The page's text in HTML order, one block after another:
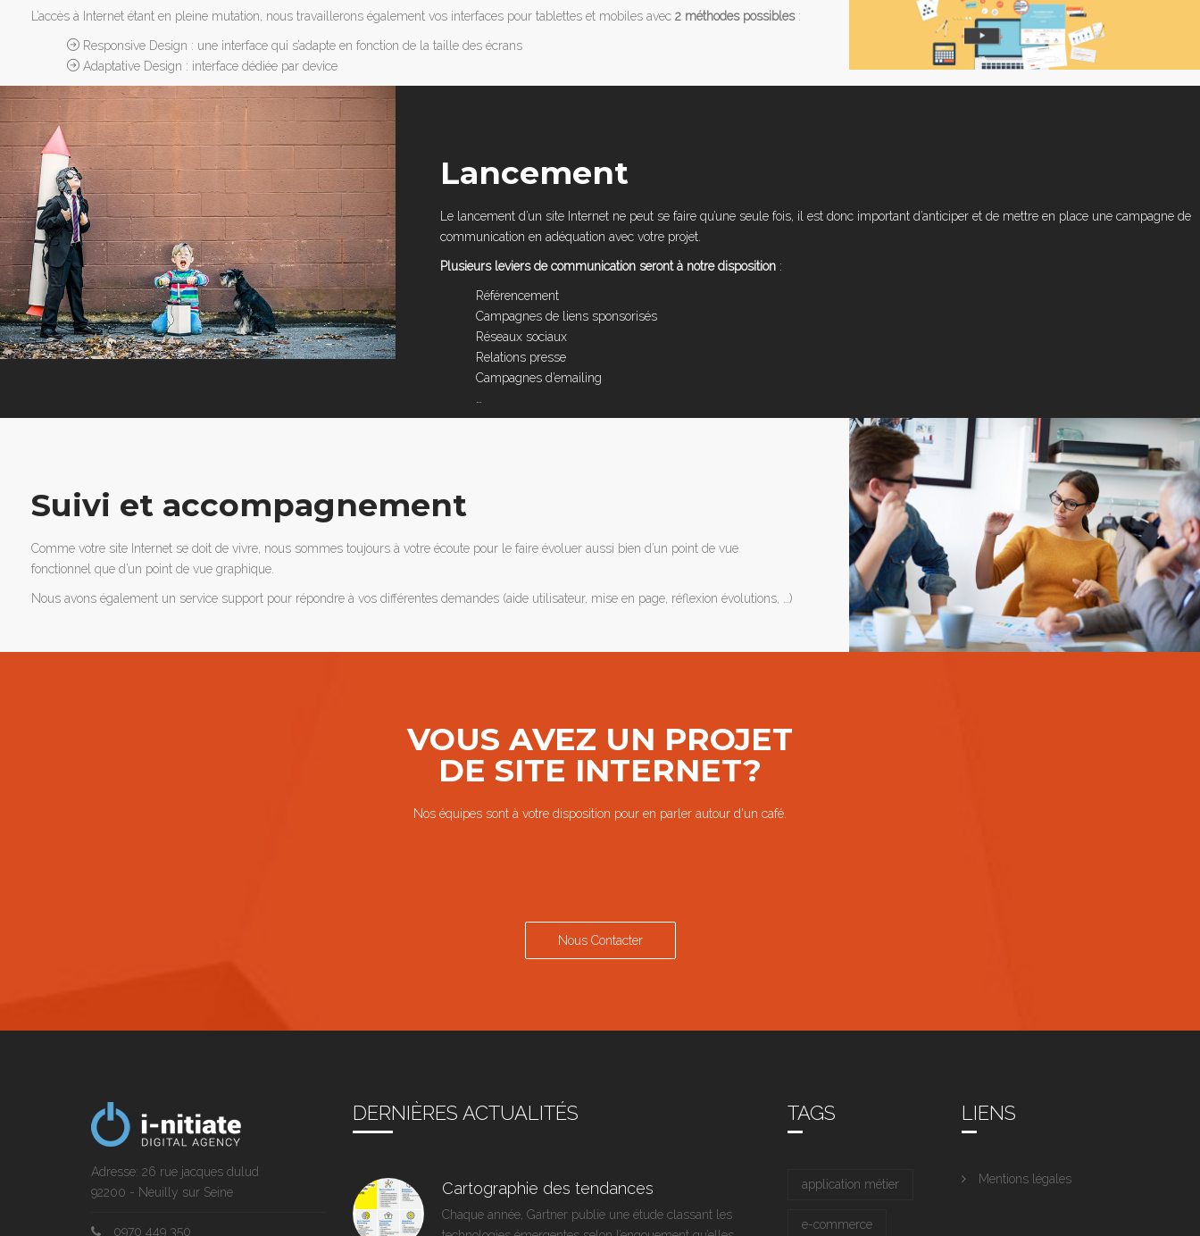
L’accès à Internet étant en pleine mutation, nous travaillerons également vos interfaces pour tablettes et mobiles avec 2 méthodes possibles:
Responsive Design : une interface qui s’adapte en fonction de la taille des écrans
Adaptative Design : interface dédiée par device
Lancement
Le lancement d’un site Internet ne peut se faire qu’une seule fois, il est donc important d’anticiper et de mettre en place une campagne de
communication en adéquation avec votre projet.
Plusieurs leviers de communication seront à notre disposition :
Référencement
Campagnes de liens sponsorisés
Réseaux sociaux
Relations presse
Campagnes d’emailing
…
Suivi et accompagnement
Comme votre site Internet se doit de vivre, nous sommes toujours à votre écoute pour le faire évoluer aussi bien d’un point de vue
fonctionnel que d’un point de vue graphique.
Nous avons également un service support pour répondre à vos différentes demandes (aide utilisateur, mise en page, réflexion évolutions, …)
VOUS AVEZ UN PROJET
DE SITE INTERNET?
Nos équipes sont à votre disposition pour en parler autour d'un café.
Nous Contacter
Adresse: 26 rue jacques dulud
92200 - Neuilly sur Seine
0970 449 350
DERNIÈRES ACTUALITÉS
Cartographie des tendances
Chaque année, Gartner publie une étude classant les
TAGS
application métier
e-commerce
LIENS
Mentions légales